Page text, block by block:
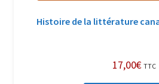
Histoire de la littérature
17,00€ TTC